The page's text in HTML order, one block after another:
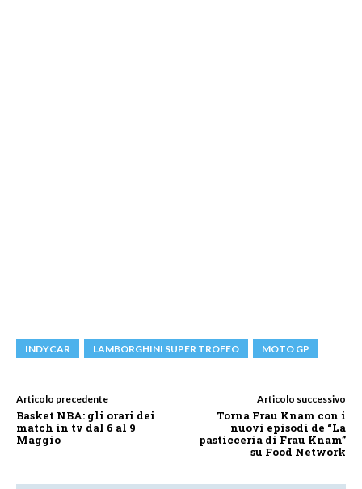
INDYCAR LAMBORGHINI SUPER TROFEO MOTO GP
Articolo precedente
Basket NBA: gli orari dei
match in tv dal 6 al 9
Maggio
Articolo successivo
Torna Frau Knam con i
nuovi episodi de “La
pasticceria di Frau Knam”
su Food Network